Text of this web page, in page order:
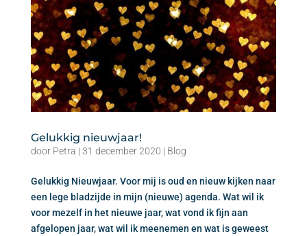
Gelukkig nieuwjaar!
door Petra | 31 december 2020 | Blog
Gelukkig Nieuwjaar. Voor mij is oud en nieuw kijken naar
een lege bladzijde in mijn (nieuwe) agenda. Wat wil ik
voor mezelf in het nieuwe jaar, wat vond ik fijn aan
afgelopen jaar, wat wil ik meenemen en wat is geweest